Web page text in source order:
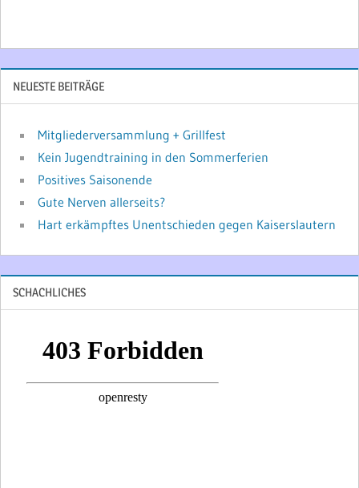
NEUESTE BEITRÄGE
Mitgliederversammlung + Grillfest
Kein Jugendtraining in den Sommerferien
Positives Saisonende
Gute Nerven allerseits?
Hart erkämpftes Unentschieden gegen Kaiserslautern
SCHACHLICHES